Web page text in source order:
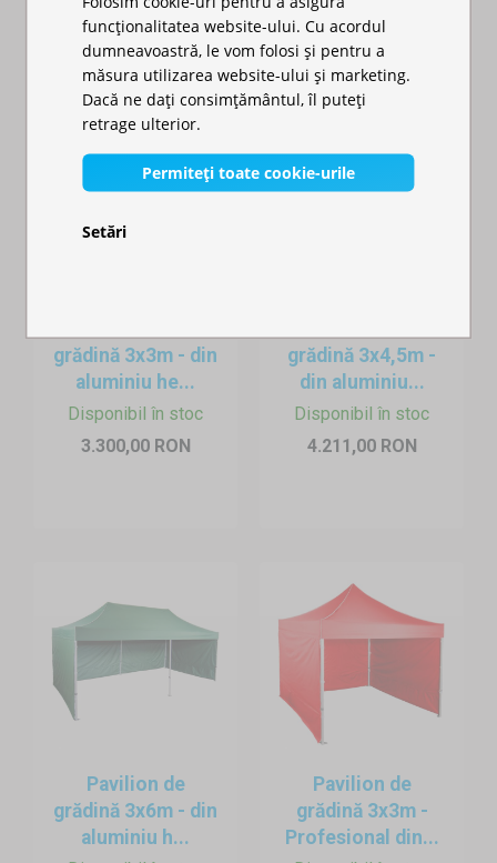
grădină 3x3m - din
aluminiu he...
Disponibil în stoc
3.300,00 RON
grădină 3x4,5m -
din aluminiu...
Disponibil în stoc
4.211,00 RON
Pavilion de
grădină 3x6m - din
aluminiu h...
Pavilion de
grădină 3x3m -
Profesional din...
funcționalitatea website-ului. Cu acordul
dumneavoastră, le vom folosi și pentru a
măsura utilizarea website-ului și marketing.
Dacă ne dați consimțământul, îl puteți
retrage ulterior.
Permiteți toate cookie-urile
Setări